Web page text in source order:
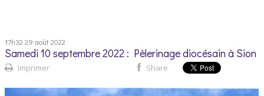
17h32 29 août 2022
Samedi 10 septembre 2022 : Pèlerinage diocésain à Sion
Imprimer Share